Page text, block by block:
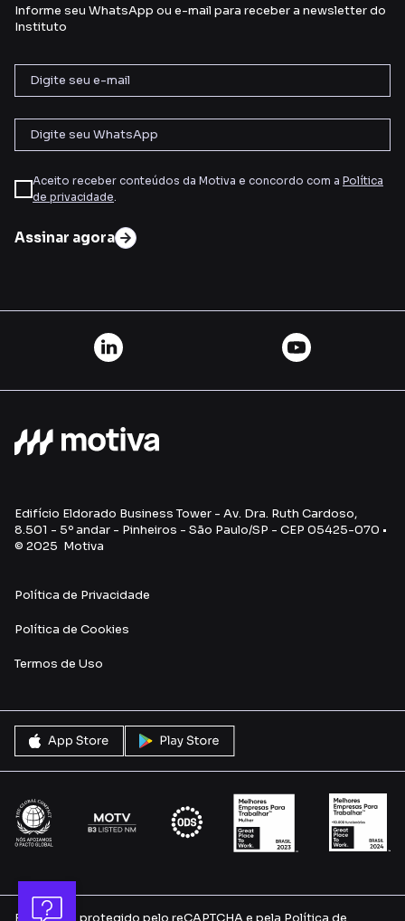
Informe seu WhatsApp ou e-mail para receber a newsletter do
Instituto
Aceito receber conteúdos da Motiva e concordo com a Política
de privacidade
Assinar agora
Edifício Eldorado Business Tower - Av. Dra. Ruth Cardoso,
8.501 - 5º andar - Pinheiros - São Paulo/SP - CEP 05425-070 •
© 2025 Motiva
Política de Privacidade
Política de Cookies
Termos de Uso
Este site é protegido pelo reCAPTCHA e pela Política de